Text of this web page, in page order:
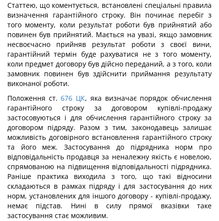
Статтею, що коментується, встановлені спеціальні правила
визначення гарантійного строку. Він починає перебіг з
того моменту, коли результат роботи був прийнятий або
повинен був прийнятий. Мається на увазі, якщо замовник
несвоєчасно прийняв результат роботи з своєї вини,
гарантійний термін буде рахуватися не з того моменту,
коли предмет договору був дійсно переданий, а з того, коли
замовник повинен був здійснити приймання результату
виконаної роботи.
Положення ст. 676 ЦК, яка визначає порядок обчислення
гарантійного строку за договором купівлі-продажу
застосовуються і для обчислення гарантійного строку за
договором підряду. Разом з тим, законодавець залишає
можливість договірного встановлення гарантійного строку
та його меж. Застосування до підрядника норм про
відповідальність продавця за неналежну якість є новелою,
спрямованою на підвищення відповідальності підрядника.
Раніше практика виходила з того, що такі відносини
складаються в рамках підряду і для застосування до них
норм, установлених для іншого договору - купівлі-продажу,
немає підстав. Нині в силу прямої вказівки таке
застосування стає можливим.